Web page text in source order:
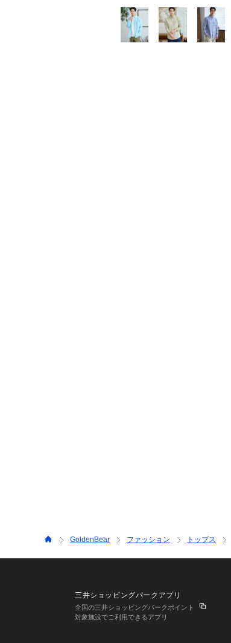
GoldenBear ファッション トップス
三井ショッピングパークアプリ
全国の三井ショッピングパークポイント
対象施設でご利用できるアプリ